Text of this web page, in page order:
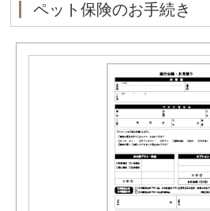
ペット保険のお手続き